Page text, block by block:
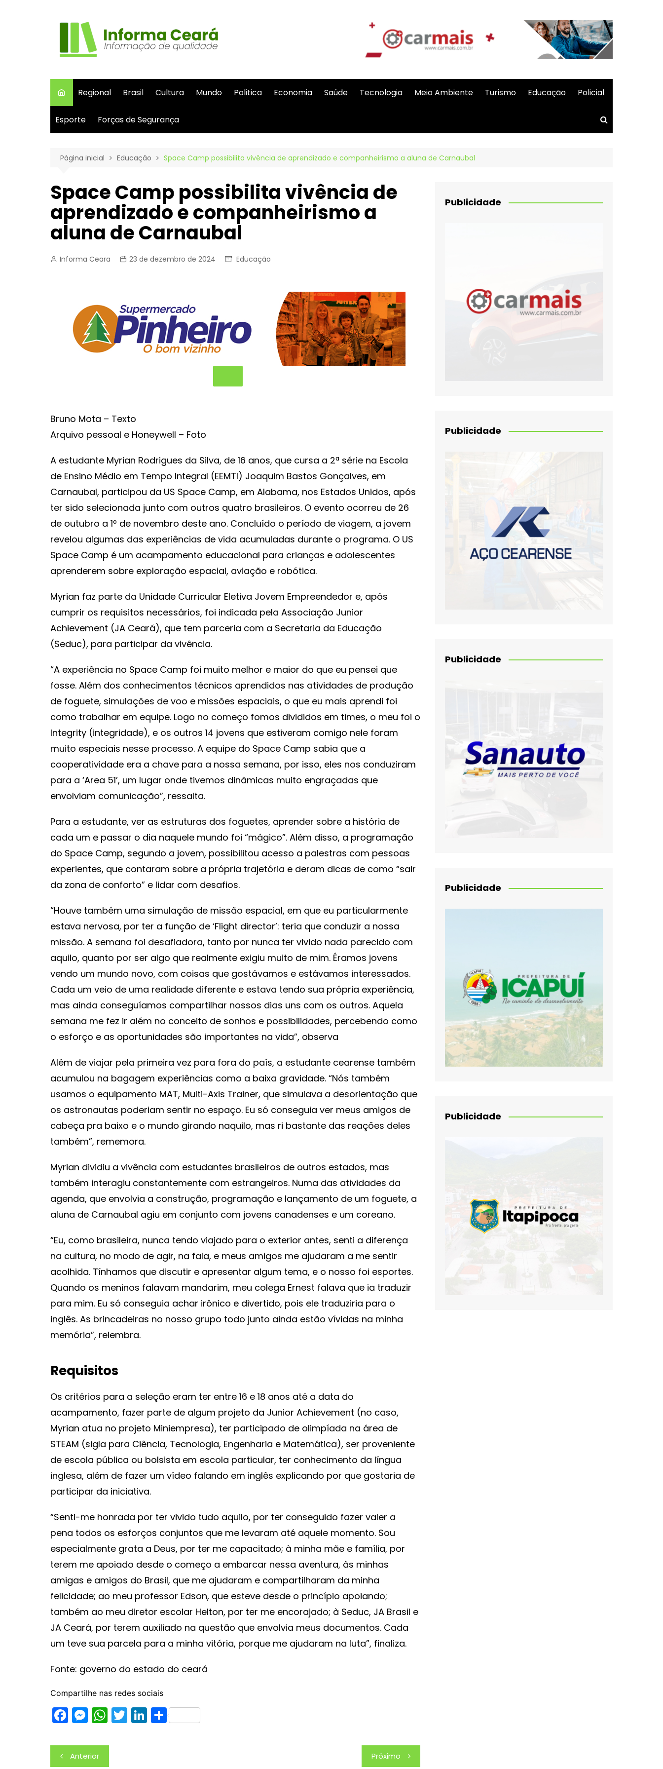
Regional Brasil Cultura Mundo Politica Economia Saúde Tecnologia Meio Ambiente Turismo Educação Policial
Esporte Forças de Segurança
Página inicial Educação Space Camp possibilita vivência de aprendizado e companheirismo a aluna de Carnaubal
Space Camp possibilita vivência de
aprendizado e companheirismo a
aluna de Carnaubal
Informa Ceara 23 de dezembro de 2024 Educação
Bruno Mota – Texto
Arquivo pessoal e Honeywell – Foto
A estudante Myrian Rodrigues da Silva, de 16 anos, que cursa a 2ª série na Escola
de Ensino Médio em Tempo Integral (EEMTI) Joaquim Bastos Gonçalves, em
Carnaubal, participou da US Space Camp, em Alabama, nos Estados Unidos, após
ter sido selecionada junto com outros quatro brasileiros. O evento ocorreu de 26
de outubro a 1º de novembro deste ano. Concluído o período de viagem, a jovem
revelou algumas das experiências de vida acumuladas durante o programa. O US
Space Camp é um acampamento educacional para crianças e adolescentes
aprenderem sobre exploração espacial, aviação e robótica.
Myrian faz parte da Unidade Curricular Eletiva Jovem Empreendedor e, após
cumprir os requisitos necessários, foi indicada pela Associação Junior
Achievement (JA Ceará), que tem parceria com a Secretaria da Educação
(Seduc), para participar da vivência.
“A experiência no Space Camp foi muito melhor e maior do que eu pensei que
fosse. Além dos conhecimentos técnicos aprendidos nas atividades de produção
de foguete, simulações de voo e missões espaciais, o que eu mais aprendi foi
como trabalhar em equipe. Logo no começo fomos divididos em times, o meu foi o
Integrity (integridade), e os outros 14 jovens que estiveram comigo nele foram
muito especiais nesse processo. A equipe do Space Camp sabia que a
cooperatividade era a chave para a nossa semana, por isso, eles nos conduziram
para a ‘Area 51’, um lugar onde tivemos dinâmicas muito engraçadas que
envolviam comunicação”, ressalta.
Para a estudante, ver as estruturas dos foguetes, aprender sobre a história de
cada um e passar o dia naquele mundo foi “mágico”. Além disso, a programação
do Space Camp, segundo a jovem, possibilitou acesso a palestras com pessoas
experientes, que contaram sobre a própria trajetória e deram dicas de como “sair
da zona de conforto” e lidar com desafios.
“Houve também uma simulação de missão espacial, em que eu particularmente
estava nervosa, por ter a função de ‘Flight director’: teria que conduzir a nossa
missão. A semana foi desafiadora, tanto por nunca ter vivido nada parecido com
aquilo, quanto por ser algo que realmente exigiu muito de mim. Éramos jovens
vendo um mundo novo, com coisas que gostávamos e estávamos interessados.
Cada um veio de uma realidade diferente e estava tendo sua própria experiência,
mas ainda conseguíamos compartilhar nossos dias uns com os outros. Aquela
semana me fez ir além no conceito de sonhos e possibilidades, percebendo como
o esforço e as oportunidades são importantes na vida”, observa
Além de viajar pela primeira vez para fora do país, a estudante cearense também
acumulou na bagagem experiências como a baixa gravidade. “Nós também
usamos o equipamento MAT, Multi-Axis Trainer, que simulava a desorientação que
os astronautas poderiam sentir no espaço. Eu só conseguia ver meus amigos de
cabeça pra baixo e o mundo girando naquilo, mas ri bastante das reações deles
também”, rememora.
Myrian dividiu a vivência com estudantes brasileiros de outros estados, mas
também interagiu constantemente com estrangeiros. Numa das atividades da
agenda, que envolvia a construção, programação e lançamento de um foguete, a
aluna de Carnaubal agiu em conjunto com jovens canadenses e um coreano.
“Eu, como brasileira, nunca tendo viajado para o exterior antes, senti a diferença
na cultura, no modo de agir, na fala, e meus amigos me ajudaram a me sentir
acolhida. Tínhamos que discutir e apresentar algum tema, e o nosso foi esportes.
Quando os meninos falavam mandarim, meu colega Ernest falava que ia traduzir
para mim. Eu só conseguia achar irônico e divertido, pois ele traduziria para o
inglês. As brincadeiras no nosso grupo todo junto ainda estão vívidas na minha
memória”, relembra.
Requisitos
Os critérios para a seleção eram ter entre 16 e 18 anos até a data do
acampamento, fazer parte de algum projeto da Junior Achievement (no caso,
Myrian atua no projeto Miniempresa), ter participado de olimpíada na área de
STEAM (sigla para Ciência, Tecnologia, Engenharia e Matemática), ser proveniente
de escola pública ou bolsista em escola particular, ter conhecimento da língua
inglesa, além de fazer um vídeo falando em inglês explicando por que gostaria de
participar da iniciativa.
“Senti-me honrada por ter vivido tudo aquilo, por ter conseguido fazer valer a
pena todos os esforços conjuntos que me levaram até aquele momento. Sou
especialmente grata a Deus, por ter me capacitado; à minha mãe e família, por
terem me apoiado desde o começo a embarcar nessa aventura, às minhas
amigas e amigos do Brasil, que me ajudaram e compartilharam da minha
felicidade; ao meu professor Edson, que esteve desde o princípio apoiando;
também ao meu diretor escolar Helton, por ter me encorajado; à Seduc, JA Brasil e
JA Ceará, por terem auxiliado na questão que envolvia meus documentos. Cada
um teve sua parcela para a minha vitória, porque me ajudaram na luta”, finaliza.
Fonte: governo do estado do ceará
Compartilhe nas redes sociais
F
c
e
M
s
s
W
at
s
T
Li S
Navegação
Anterior Próximo
Publicidade
Publicidade
Publicidade
Publicidade
Publicidade